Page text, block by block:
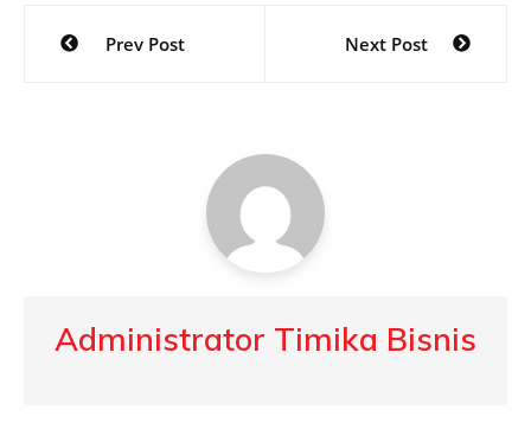
Post
navigation
Prev Post Next Post
Administrator Timika Bisnis